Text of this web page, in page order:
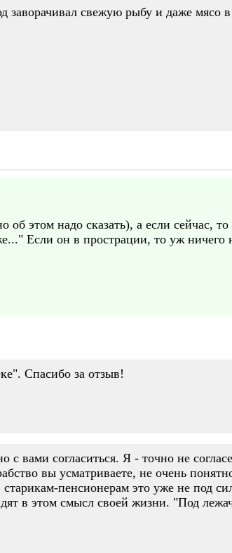
заворачивал свежую рыбу и даже мясо
об этом надо сказать), а если сейчас,
Если он в прострации, то уж ничего
Спасибо за отзыв!
с вами согласиться. Я - точно не
вы усматриваете, не очень
пенсионерам это уже не под
в этом смысл своей жизни. "Под